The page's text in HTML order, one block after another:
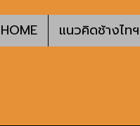
HOME แนวคิดช้างไทฯ